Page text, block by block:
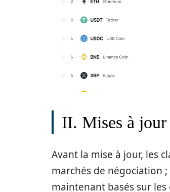
II. Mises à jour
Avant la mise à jour, les
marchés de négociation
maintenant basés sur